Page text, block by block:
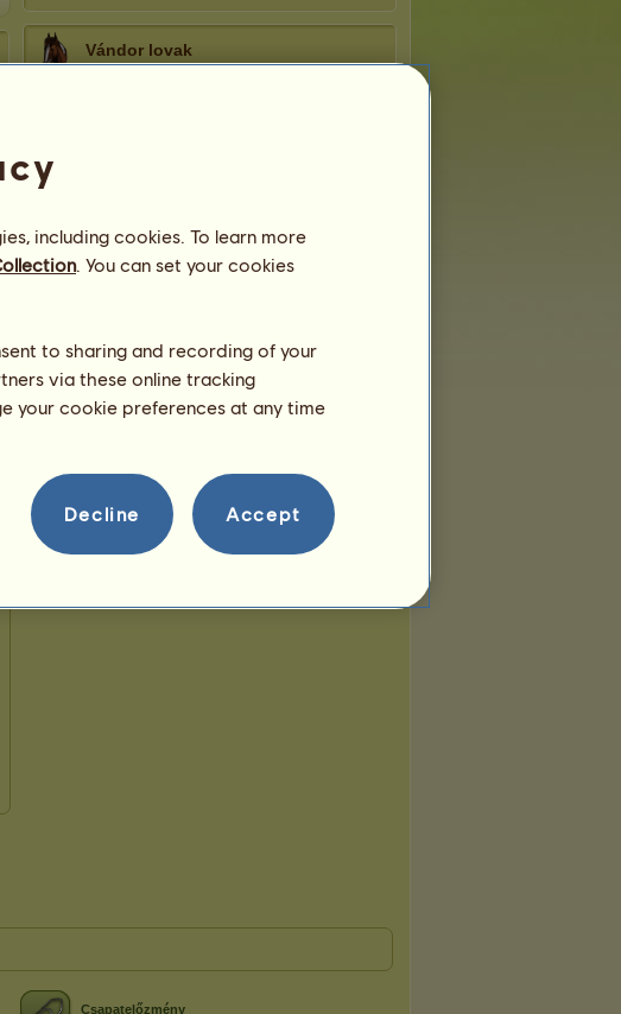
Vándor lovak
Csapatelőzmény
including cookies. To learn more
. You can set your cookies
to sharing and recording of your
via these online tracking
your cookie preferences at any time
Decline Accept